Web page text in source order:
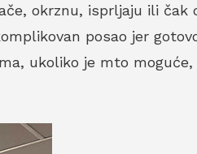
okrznu, isprljaju ili čak
posao jer
ukoliko je mto